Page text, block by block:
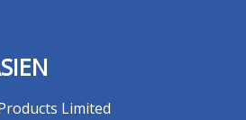
Limited